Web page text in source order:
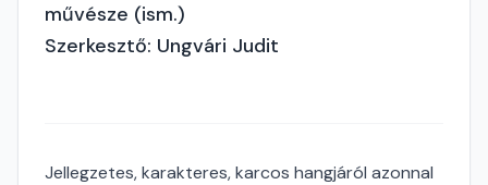
művésze (ism.)
Szerkesztő: Ungvári Judit
Jellegzetes, karakteres, karcos hangjáról azonnal